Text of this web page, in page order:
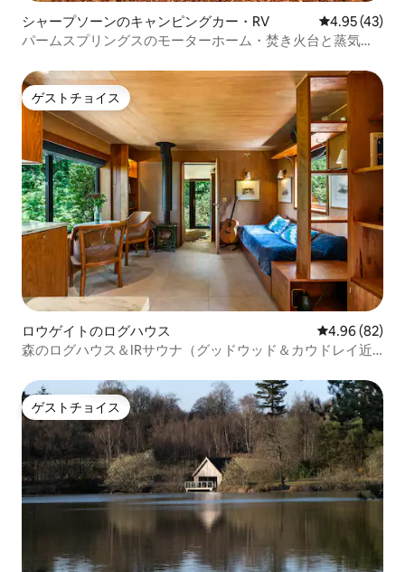
シャープソーンのキャンピングカー・RV レビュー43
4.95 (43)
パームスプリングスのモーターホーム・焚き火台と蒸気機
ゲストチョイス
ゲストチョイス
ロウゲイトのログハウス レビュー82
4.96 (82)
森のログハウス＆IRサウナ（グッドウッド＆カウドレイ近
ゲストチョイス
ゲストチョイス